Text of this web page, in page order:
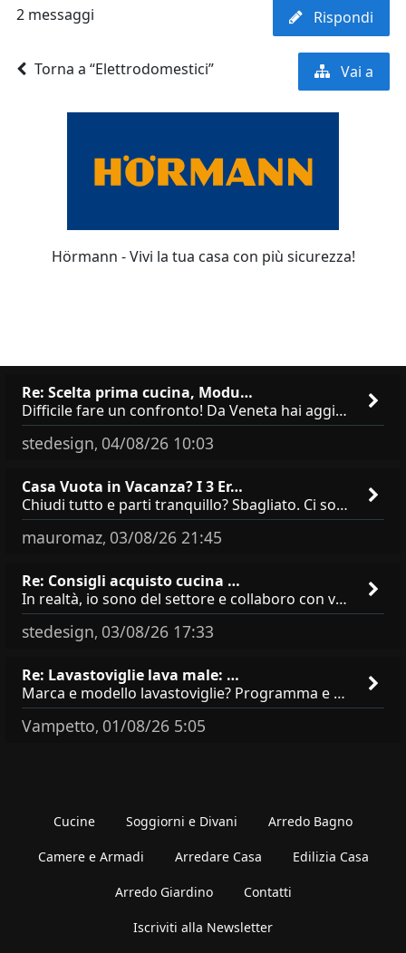
2 messaggi Rispondi
Torna a “Elettrodomestici” Vai a
Hörmann - Vivi la tua casa con più sicurezza!
Re: Scelta prima cucina, Modu…
Difficile fare un confronto! Da Veneta hai aggiunto i pensili a tutta altezza e una colonna dispensa da 30, che da soli
stedesign, 04/08/26 10:03
Casa Vuota in Vacanza? I 3 Er…
Chiudi tutto e parti tranquillo? Sbagliato. Ci sono 3 comportamenti che dicono ai ladri &quot;sono via per due settimane
mauromaz, 03/08/26 21:45
Re: Consigli acquisto cucina …
In realtà, io sono del settore e collaboro con vari negozi, ti possono dire che sono tutti brand abbastanza simili come
stedesign, 03/08/26 17:33
Re: Lavastoviglie lava male: …
Marca e modello lavastoviglie? Programma e Deterisvo utilizzato ? Decalcificatore è regolato in in base alla durezza
Vampetto, 01/08/26 5:05
Cucine Soggiorni e Divani Arredo Bagno
Camere e Armadi Arredare Casa Edilizia Casa
Arredo Giardino Contatti
Iscriviti alla Newsletter